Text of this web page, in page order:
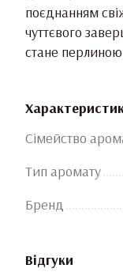
поєднанням
чуттєвого
стане перлиною
Сімейство
Тип аромату
Бренд
Відгуки